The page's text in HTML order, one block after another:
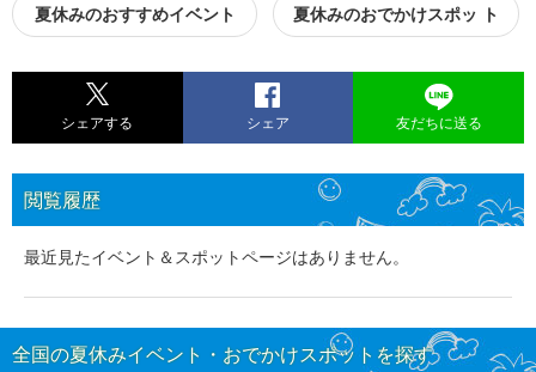
夏休みのおすすめイベント 夏休みのおでかけスポッ ト
シェアする シェア 友だちに送る
閲覧履歴
最近見たイベント＆スポットページはありません。
全国の夏休みイベント・おでかけスポットを探す